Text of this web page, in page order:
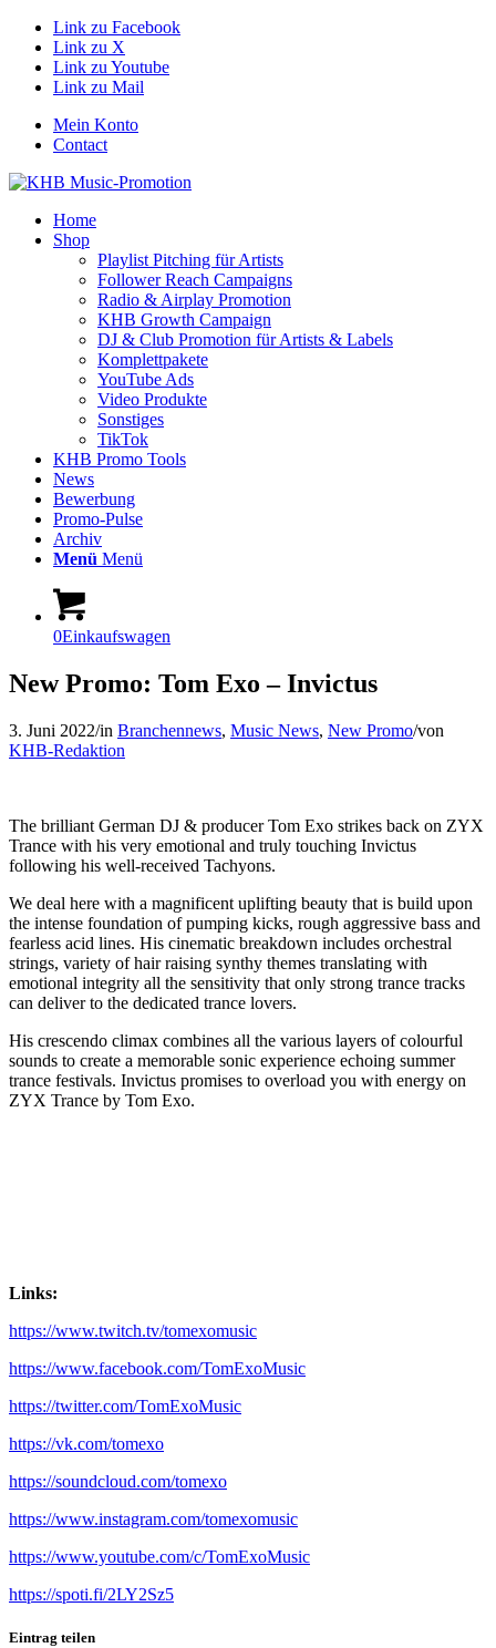
Link zu Facebook
Link zu X
Link zu Youtube
Link zu Mail
Mein Konto
Contact
Home
Shop
Playlist Pitching für Artists
Follower Reach Campaigns
Radio & Airplay Promotion
KHB Growth Campaign
DJ & Club Promotion für Artists & Labels
Komplettpakete
YouTube Ads
Video Produkte
Sonstiges
TikTok
KHB Promo Tools
News
Bewerbung
Promo-Pulse
Archiv
Menü Menü
0Einkaufswagen
New Promo: Tom Exo – Invictus
3. Juni 2022/in Branchennews, Music News, New Promo/von
KHB-Redaktion
The brilliant German DJ & producer Tom Exo strikes back on ZYX
Trance with his very emotional and truly touching Invictus
following his well-received Tachyons.
We deal here with a magnificent uplifting beauty that is build upon
the intense foundation of pumping kicks, rough aggressive bass and
fearless acid lines. His cinematic breakdown includes orchestral
strings, variety of hair raising synthy themes translating with
emotional integrity all the sensitivity that only strong trance tracks
can deliver to the dedicated trance lovers.
His crescendo climax combines all the various layers of colourful
sounds to create a memorable sonic experience echoing summer
trance festivals. Invictus promises to overload you with energy on
ZYX Trance by Tom Exo.
Links:
https://www.twitch.tv/tomexomusic
https://www.facebook.com/TomExoMusic
https://twitter.com/TomExoMusic
https://vk.com/tomexo
https://soundcloud.com/tomexo
https://www.instagram.com/tomexomusic
https://www.youtube.com/c/TomExoMusic
https://spoti.fi/2LY2Sz5
Eintrag teilen